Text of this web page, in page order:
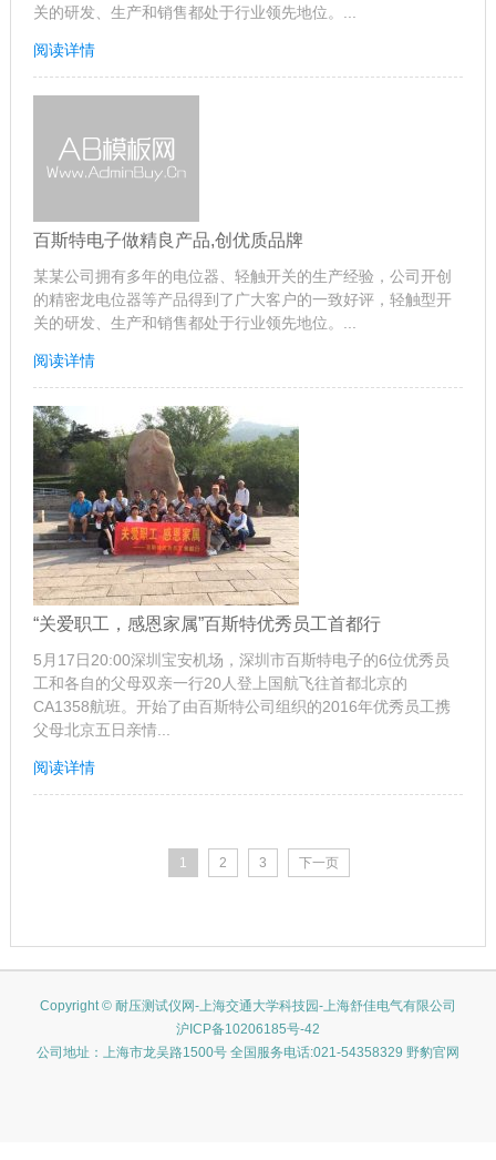
关的研发、生产和销售都处于行业领先地位。...
阅读详情
百斯特电子做精良产品,创优质品牌
某某公司拥有多年的电位器、轻触开关的生产经验，公司开创
的精密龙电位器等产品得到了广大客户的一致好评，轻触型开
关的研发、生产和销售都处于行业领先地位。...
阅读详情
“关爱职工，感恩家属”百斯特优秀员工首都行
5月17日20:00深圳宝安机场，深圳市百斯特电子的6位优秀员
工和各自的父母双亲一行20人登上国航飞往首都北京的
CA1358航班。开始了由百斯特公司组织的2016年优秀员工携
父母北京五日亲情...
阅读详情
1 2 3 下一页
Copyright © 耐压测试仪网-上海交通大学科技园-上海舒佳电气有限公司
沪ICP备10206185号-42
公司地址：上海市龙吴路1500号 全国服务电话:021-54358329 野豹官网